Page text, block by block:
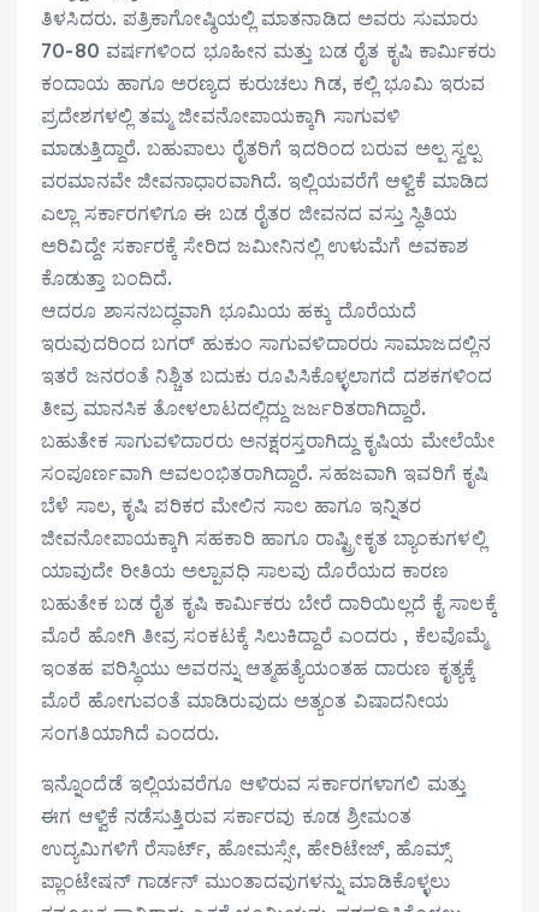
ತಿಳಸಿದರು. ಪತ್ರಿಕಾಗೋಷ್ಠಿಯಲ್ಲಿ ಮಾತನಾಡಿದ ಅವರು ಸುಮಾರು
70-80 ವರ್ಷಗಳಿಂದ ಭೂಹೀನ ಮತ್ತು ಬಡ ರೈತ ಕೃಷಿ ಕಾರ್ಮಿಕರು
ಕಂದಾಯ ಹಾಗೂ ಅರಣ್ಯದ ಕುರುಚಲು ಗಿಡ, ಕಲ್ಲಿ ಭೂಮಿ ಇರುವ
ಪ್ರದೇಶಗಳಲ್ಲಿ ತಮ್ಮ ಜೀವನೋಪಾಯಕ್ಕಾಗಿ ಸಾಗುವಳಿ
ಮಾಡುತ್ತಿದ್ದಾರೆ. ಬಹುಪಾಲು ರೈತರಿಗೆ ಇದರಿಂದ ಬರುವ ಅಲ್ಪ ಸ್ವಲ್ಪ
ವರಮಾನವೇ ಜೀವನಾಧಾರವಾಗಿದೆ. ಇಲ್ಲಿಯವರೆಗೆ ಆಳ್ವಿಕೆ ಮಾಡಿದ
ಎಲ್ಲಾ ಸರ್ಕಾರಗಳಿಗೂ ಈ ಬಡ ರೈತರ ಜೀವನದ ವಸ್ತು ಸ್ಥಿತಿಯ
ಅರಿವಿದ್ದೇ ಸರ್ಕಾರಕ್ಕೆ ಸೇರಿದ ಜಮೀನಿನಲ್ಲಿ ಉಳುಮೆಗೆ ಅವಕಾಶ
ಕೊಡುತ್ತಾ ಬಂದಿದೆ.
ಆದರೂ ಶಾಸನಬದ್ಧವಾಗಿ ಭೂಮಿಯ ಹಕ್ಕು ದೊರೆಯದೆ
ಇರುವುದರಿಂದ ಬಗರ್ ಹುಕುಂ ಸಾಗುವಳಿದಾರರು ಸಾಮಾಜದಲ್ಲಿನ
ಇತರೆ ಜನರಂತೆ ನಿಶ್ಚಿತ ಬದುಕು ರೂಪಿಸಿಕೊಳ್ಳಲಾಗದೆ ದಶಕಗಳಿಂದ
ತೀವ್ರ ಮಾನಸಿಕ ತೋಳಲಾಟದಲ್ಲಿದ್ದು ಜರ್ಜರಿತರಾಗಿದ್ದಾರೆ.
ಬಹುತೇಕ ಸಾಗುವಳಿದಾರರು ಅನಕ್ಷರಸ್ತರಾಗಿದ್ದು ಕೃಷಿಯ ಮೇಲೆಯೇ
ಸಂಪೂರ್ಣವಾಗಿ ಅವಲಂಭಿತರಾಗಿದ್ದಾರೆ. ಸಹಜವಾಗಿ ಇವರಿಗೆ ಕೃಷಿ
ಬೆಳೆ ಸಾಲ, ಕೃಷಿ ಪರಿಕರ ಮೇಲಿನ ಸಾಲ ಹಾಗೂ ಇನ್ನಿತರ
ಜೀವನೋಪಾಯಕ್ಕಾಗಿ ಸಹಕಾರಿ ಹಾಗೂ ರಾಷ್ಟ್ರೀಕೃತ ಬ್ಯಾಂಕುಗಳಲ್ಲಿ
ಯಾವುದೇ ರೀತಿಯ ಅಲ್ಪಾವಧಿ ಸಾಲವು ದೊರೆಯದ ಕಾರಣ
ಬಹುತೇಕ ಬಡ ರೈತ ಕೃಷಿ ಕಾರ್ಮಿಕರು ಬೇರೆ ದಾರಿಯಿಲ್ಲದೆ ಕೈ ಸಾಲಕ್ಕೆ
ಮೊರೆ ಹೋಗಿ ತೀವ್ರ ಸಂಕಟಕ್ಕೆ ಸಿಲುಕಿದ್ದಾರೆ ಎಂದರು , ಕೆಲವೊಮ್ಮೆ
ಇಂತಹ ಪರಿಸ್ಥಿಯು ಅವರನ್ನು ಆತ್ಮಹತ್ಯೆಯಂತಹ ದಾರುಣ ಕೃತ್ಯಕ್ಕೆ
ಮೊರೆ ಹೋಗುವಂತೆ ಮಾಡಿರುವುದು ಅತ್ಯಂತ ವಿಷಾದನೀಯ
ಸಂಗತಿಯಾಗಿದೆ ಎಂದರು.
ಇನ್ನೊಂದೆಡೆ ಇಲ್ಲಿಯವರೆಗೂ ಆಳಿರುವ ಸರ್ಕಾರಗಳಾಗಲಿ ಮತ್ತು
ಈಗ ಆಳ್ವಿಕೆ ನಡೆಸುತ್ತಿರುವ ಸರ್ಕಾರವು ಕೂಡ ಶ್ರೀಮಂತ
ಉದ್ಯಮಿಗಳಿಗೆ ರೆಸಾರ್ಟ್, ಹೋಮಸ್ಸೇ, ಹೇರಿಟೇಜ್, ಹೊಮ್ಸ್
ಪ್ಲಾಂಟೇಷನ್ ಗಾರ್ಡನ್ ಮುಂತಾದವುಗಳನ್ನು ಮಾಡಿಕೊಳ್ಳಲು